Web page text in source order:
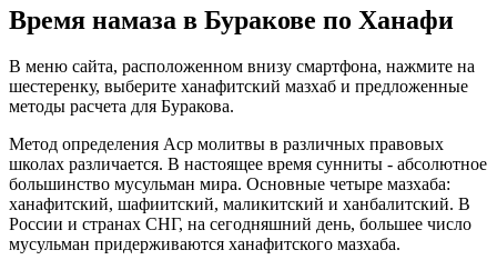
Время намаза в Буракове по Ханафи
В меню сайта, расположенном внизу смартфона, нажмите на
шестеренку, выберите ханафитский мазхаб и предложенные
методы расчета для Буракова.
Метод определения Аср молитвы в различных правовых
школах различается. В настоящее время сунниты - абсолютное
большинство мусульман мира. Основные четыре мазхаба:
ханафитский, шафиитский, маликитский и ханбалитский. В
России и странах СНГ, на сегодняшний день, большее число
мусульман придерживаются ханафитского мазхаба.